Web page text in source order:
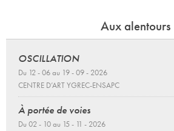
Aux alentours
OSCILLATION
Du 12 - 06 au 19 - 09 - 2026
CENTRE D’ART YGREC-ENSAPC
À portée de voies
Du 02 - 10 au 15 - 11 - 2026